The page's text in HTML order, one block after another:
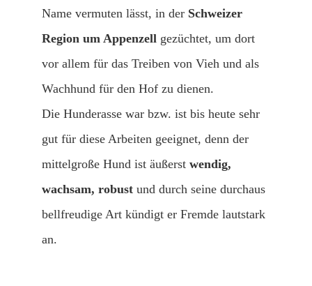
Name vermuten lässt, in der Schweizer
Region um Appenzell gezüchtet, um dort
vor allem für das Treiben von Vieh und als
Wachhund für den Hof zu dienen.
Die Hunderasse war bzw. ist bis heute sehr
gut für diese Arbeiten geeignet, denn der
mittelgroße Hund ist äußerst wendig,
wachsam, robust und durch seine durchaus
bellfreudige Art kündigt er Fremde lautstark
an.